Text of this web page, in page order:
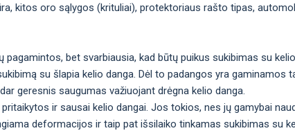
kitos oro sąlygos (krituliai), protektoriaus rašto tipas,
bet svarbiausia, kad būtų puikus sukibimas su
su šlapia kelio danga. Dėl to padangos yra gaminamos
geresnis saugumas važiuojant drėgna kelio danga.
ir sausai kelio dangai. Jos tokios, nes jų gamybai
deformacijos ir taip pat išsilaiko tinkamas sukibimas su